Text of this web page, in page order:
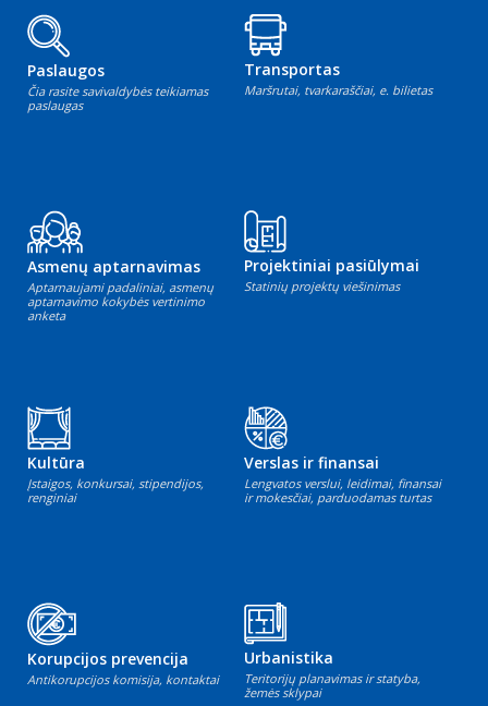
Paslaugos
Čia rasite savivaldybės teikiamas
paslaugas
Transportas
Maršrutai, tvarkaraščiai, e. bilietas
Asmenų aptarnavimas
Aptarnaujami padaliniai, asmenų
aptarnavimo kokybės vertinimo
anketa
Projektiniai pasiūlymai
Statinių projektų viešinimas
Kultūra
Įstaigos, konkursai, stipendijos,
renginiai
Verslas ir finansai
Lengvatos verslui, leidimai, finansai
ir mokesčiai, parduodamas turtas
Korupcijos prevencija
Antikorupcijos komisija, kontaktai
Urbanistika
Teritorijų planavimas ir statyba,
žemės sklypai